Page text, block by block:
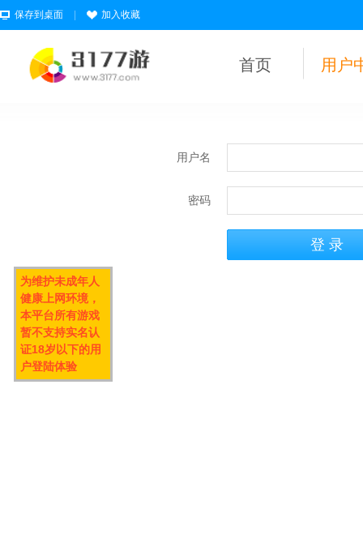
保存到桌面 加入收藏
首页 用户
用户名
密码
为维护未成年人
健康上网环境，
本平台所有游戏
暂不支持实名认
证18岁以下的用
户登陆体验